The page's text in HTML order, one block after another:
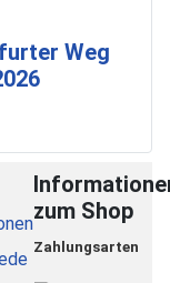
Weg
zum Shop
Zahlungsarten